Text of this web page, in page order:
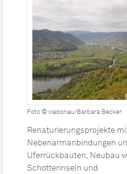
Foto © viadonau/Barbara Becker
Renaturierungsprojekte
Nebenarmanbindungen
Uferrückbauten, Neubau
Schotterinseln und